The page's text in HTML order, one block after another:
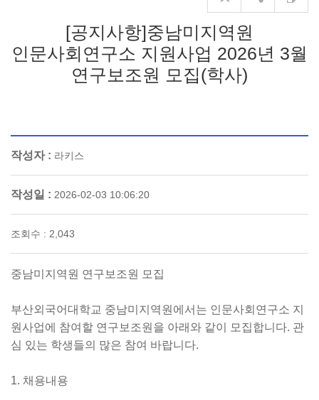
[공지사항]중남미지역원
인문사회연구소 지원사업 2026년 3월
연구보조원 모집(학사)
작성자 : 라키스
작성일 : 2026-02-03 10:06:20
조회수 : 2,043
중남미지역원 연구보조원 모집
부산외국어대학교 중남미지역원에서는 인문사회연구소 지
원 사업에 참여할 연구보조원을 아래와 같이 모집합니다. 관
심 있는 학생들의 많은 참여 바랍니다.
1. 채용내용